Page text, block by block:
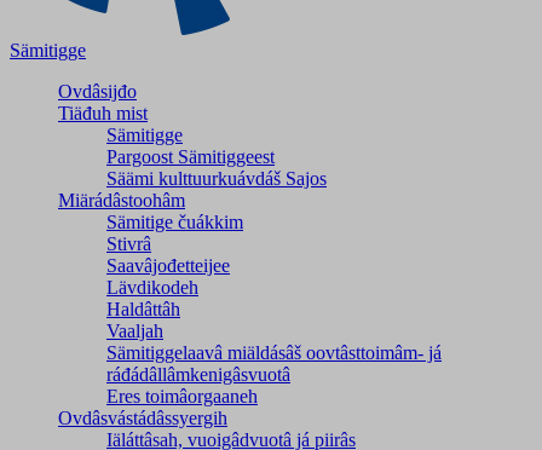
Sämitigge
Ovdâsijđo
Tiäđuh mist
Sämitigge
Pargoost Sämitiggeest
Säämi kulttuurkuávdáš Sajos
Miärádâstoohâm
Sämitige čuákkim
Stivrâ
Saavâjođetteijee
Lävdikodeh
Haldâttâh
Vaaljah
Sämitiggelaavâ miäldásâš oovtâsttoimâm- já
ráđádâllâmkenigâsvuotâ
Eres toimâorgaaneh
Ovdâsvástádâssyergih
Iäláttâsah, vuoigâdvuotâ já piirâs